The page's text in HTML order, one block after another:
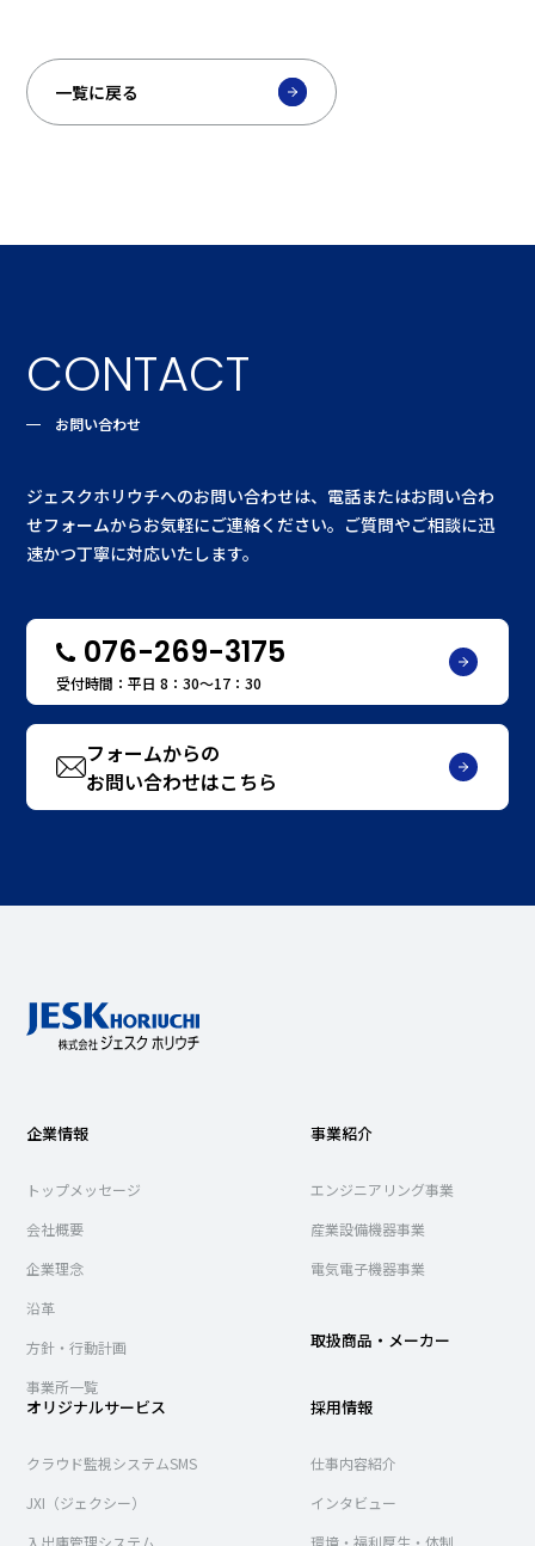
一覧に戻る
CONTACT
お問い合わせ
ジェスクホリウチへのお問い合わせは、電話またはお問い合わ
せフォームからお気軽にご連絡ください。ご質問やご相談に迅
速かつ丁寧に対応いたします。
076-269-3175
受付時間：平日 8：30〜17：30
フォームからの
お問い合わせはこちら
企業情報
トップメッセージ
会社概要
企業理念
沿革
方針・行動計画
事業所一覧
事業紹介
エンジニアリング事業
産業設備機器事業
電気電子機器事業
取扱商品・メーカー
オリジナルサービス
クラウド監視システムSMS
JXI（ジェクシー）
入出庫管理システム
採用情報
仕事内容紹介
インタビュー
環境・福利厚生・体制